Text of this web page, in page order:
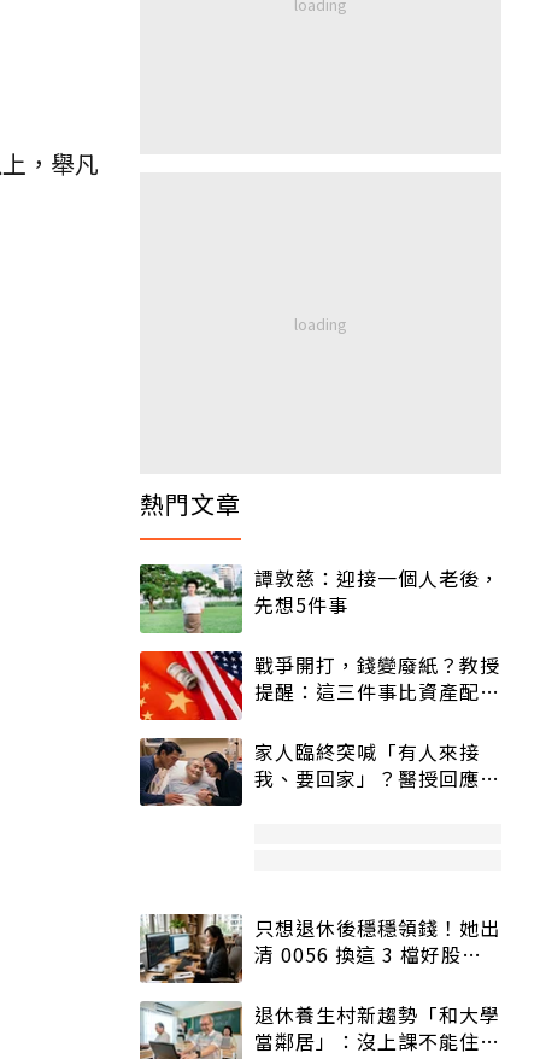
，舉凡
熱門文章
譚敦慈：迎接一個人老後，
先想5件事
戰爭開打，錢變廢紙？教授
提醒：這三件事比資產配置
家人臨終突喊「有人來接
我、要回家」？醫授回應方
只想退休後穩穩領錢！她出
清 0056 換這 3 檔好股：
退休養生村新趨勢「和大學
當鄰居」：沒上課不能住、